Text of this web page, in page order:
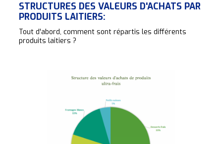
STRUCTURES DES VALEURS D'ACHATS PAR
PRODUITS LAITIERS:
Tout d'abord, comment sont répartis les différents
produits laitiers ?